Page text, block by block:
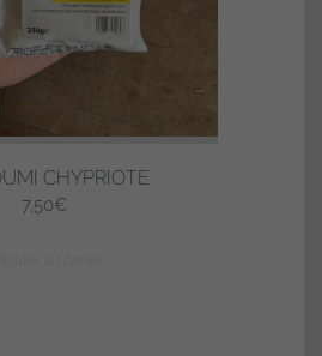
CHYPRIOTE
7,50€